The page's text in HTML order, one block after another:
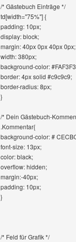
/* Gästebuch Einträge */
td[width="75%"] {
padding: 10px;
display: block;
margin: 40px 0px 40px 0px;
width: 380px;
background-color:
border: 4px solid #c9c9c9;
border-radius: 8px;
}
/* Dein Gästebuch-
.Kommentar{
background-color: #
font-size: 13px;
color: black;
overflow: hidden;
margin:-40px;
padding: 10px;
}
/* Feld für Grafik */